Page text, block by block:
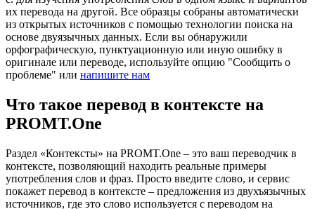
их перевода на другой. Все образцы собраны автоматически
из открытых источников с помощью технологии поиска на
основе двуязычных данных. Если вы обнаружили
орфографическую, пунктуационную или иную ошибку в
оригинале или переводе, используйте опцию "Сообщить о
проблеме" или напишите нам
Что такое перевод в контексте на
PROMT.One
Раздел «Контексты» на PROMT.One – это ваш переводчик в
контексте, позволяющий находить реальные примеры
употребления слов и фраз. Просто введите слово, и сервис
покажет перевод в контексте – предложения из двухъязычных
источников, где это слово используется с переводом на